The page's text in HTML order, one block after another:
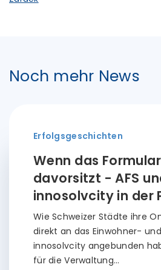
Noch mehr News
Erfolgsgeschichten
Wenn das
davorsitzt - AFS
innosolvcity in der
Wie Schweizer Städte ihre
direkt an das Einwohner-
innosolvcity angebunden
für die Verwaltung…